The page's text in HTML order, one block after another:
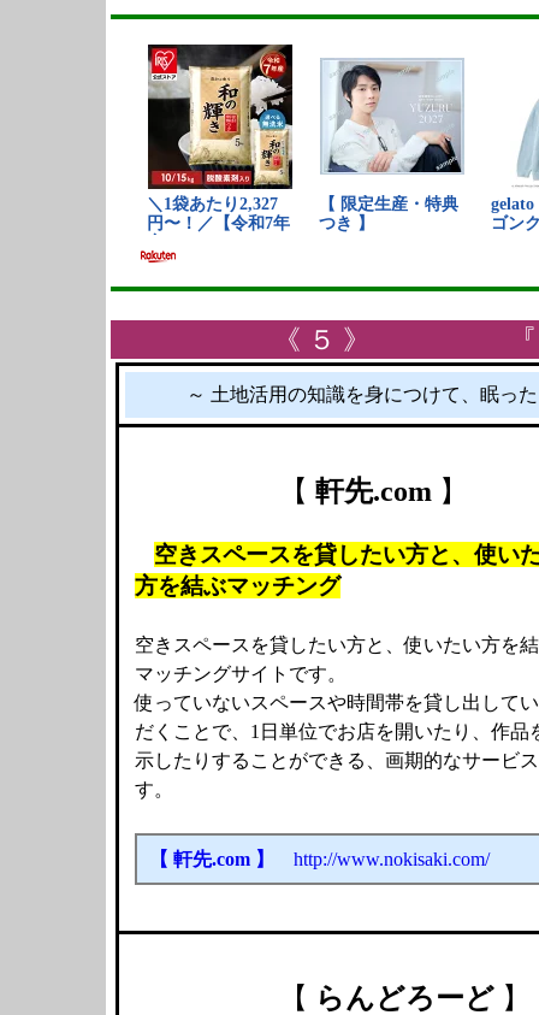
《 ５ 》
～ 土地活用の知識を身につけて、眠
【 軒先.com 】
空きスペースを貸したい方と、使い
方を結ぶマッチング
空きスペースを貸したい方と、使いたい方を
マッチングサイトです。
使っていないスペースや時間帯を貸し出して
だくことで、1日単位でお店を開いたり、作品
示したりすることができる、画期的なサービ
す。
【 軒先.com 】 http://www.nokisaki.com/
【 らんどろーど】